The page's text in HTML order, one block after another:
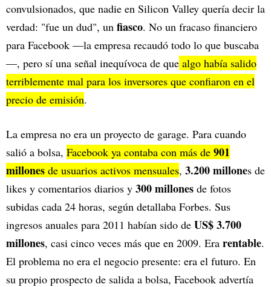
convulsionados, que nadie en Silicon Valley quería decir la
verdad: "fue un dud", un fiasco. No un fracaso financiero
para Facebook —la empresa recaudó todo lo que buscaba
—, pero sí una señal inequívoca de que algo había salido
terriblemente mal para los inversores que confiaron en el
precio de emisión.
La empresa no era un proyecto de garage. Para cuando
salió a bolsa, Facebook ya contaba con más de 901
millones de usuarios activos mensuales, 3.200 millones de
likes y comentarios diarios y 300 millones de fotos
subidas cada 24 horas, según detallaba Forbes. Sus
ingresos anuales para 2011 habían sido de US$ 3.700
millones, casi cinco veces más que en 2009. Era rentable.
El problema no era el negocio presente: era el futuro. En
su propio prospecto de salida a bolsa, Facebook advertía